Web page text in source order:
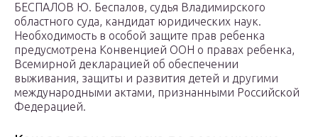
БЕСПАЛОВ Ю. Беспалов, судья Владимирского
областного суда, кандидат юридических наук.
Необходимость в особой защите прав ребенка
предусмотрена Конвенцией ООН о правах ребенка,
Всемирной декларацией об обеспечении
выживания, защиты и развития детей и другими
международными актами, признанными Российской
Федерацией.